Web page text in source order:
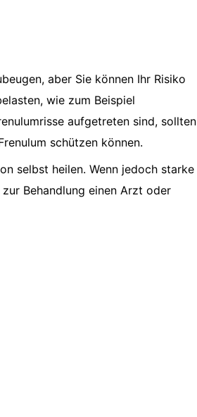
aber Sie können Ihr Risiko
wie zum Beispiel
aufgetreten sind, sollten
schützen können.
selbst heilen. Wenn jedoch starke
Behandlung einen Arzt oder